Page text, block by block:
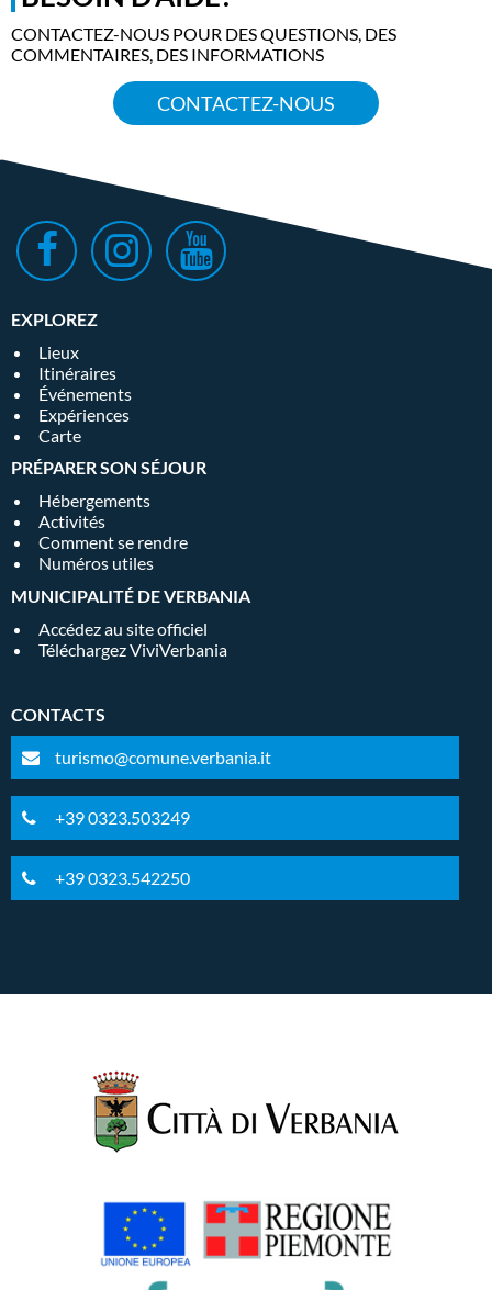
CONTACTEZ-NOUS POUR DES QUESTIONS, DES
COMMENTAIRES, DES INFORMATIONS
CONTACTEZ-NOUS
EXPLOREZ
Lieux
Itinéraires
Événements
Expériences
Carte
PRÉPARER SON SÉJOUR
Hébergements
Activités
Comment se rendre
Numéros utiles
MUNICIPALITÉ DE VERBANIA
Accédez au site officiel
Téléchargez ViviVerbania
CONTACTS
turismo@comune.verbania.it
+39 0323.503249
+39 0323.542250